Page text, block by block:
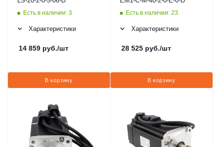
Есть в наличии: 3
Характеристики
14 859 руб./шт
В корзину
Есть в наличии: 23
Характеристики
28 525 руб./шт
В корзину